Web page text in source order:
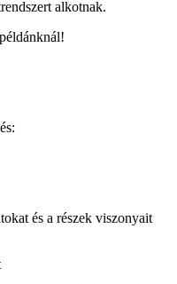
alkotnak.
és a részek viszonyait